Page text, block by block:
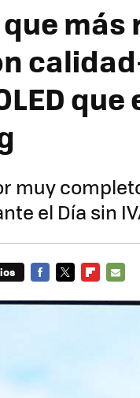
muy
el Día sin
MAIL